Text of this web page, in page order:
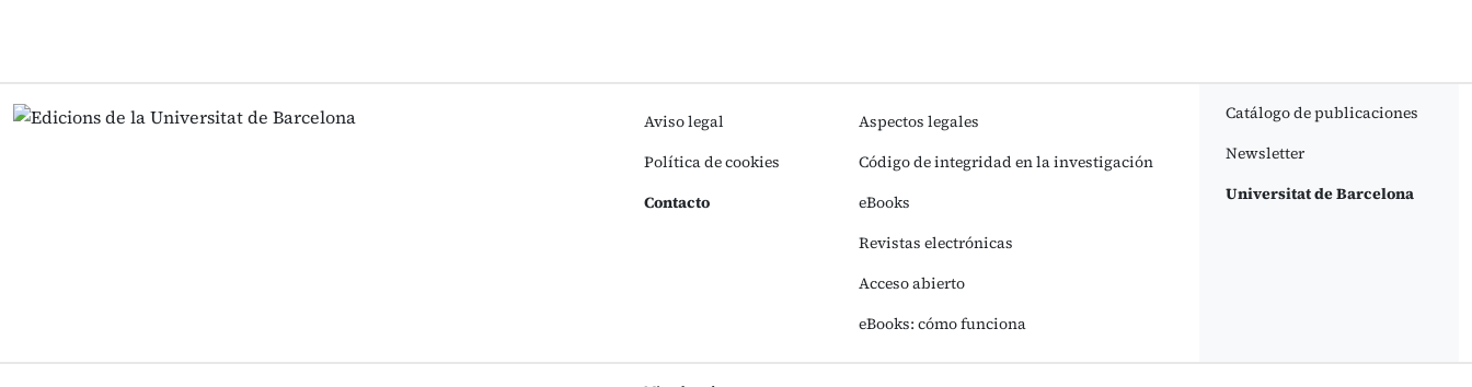
Aviso legal
Política de cookies
Contacto
Aspectos legales
Código de integridad en la investigación
eBooks
Revistas electrónicas
Acceso abierto
eBooks: cómo funciona
Catálogo de publicaciones
Newsletter
Universitat de Barcelona